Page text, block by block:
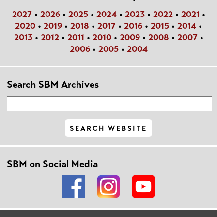
2027• 2026• 2025• 2024• 2023• 2022• 2021 •
2020 • 2019 • 2018 • 2017 • 2016 • 2015 • 2014 •
2013• 2012• 2011 • 2010• 2009• 2008 • 2007•
2006• 2005• 2004
Search SBM Archives
SBM on Social Media